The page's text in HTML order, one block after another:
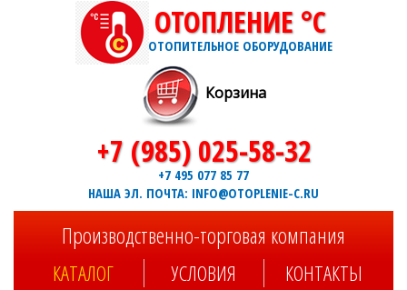
ОТОПЛЕНИЕ °C
ОТОПИТЕЛЬНОЕ ОБОРУДОВАНИЕ
Корзина
+7 (985) 025-58-32
+7 495 077 85 77
НАША ЭЛ. ПОЧТА: INFO@OTOPLENIE-C.RU
Производственно-торговая компания
КАТАЛОГ УСЛОВИЯ
КОНТАКТЫ